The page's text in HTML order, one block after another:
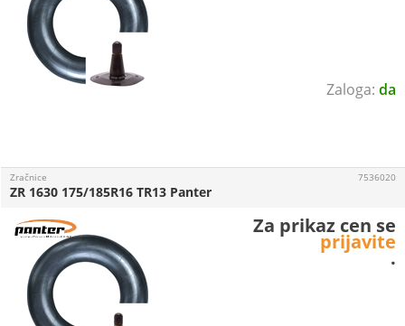
da
Zračnice
ZR 1630 175/185R16 TR13 Panter
7536020
Za prikaz cen se
prijavite
.